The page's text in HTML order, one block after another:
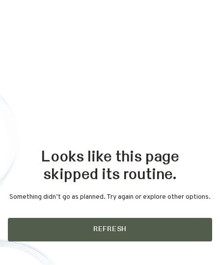
Looks like this page
skipped its routine.
Something didn’t go as planned. Try again or explore other options.
REFRESH